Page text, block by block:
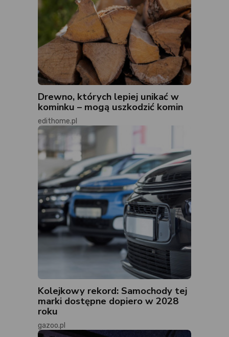
Drewno, których lepiej unikać w
kominku – mogą uszkodzić komin
edithome.pl
Kolejkowy rekord: Samochody tej
marki dostępne dopiero w 2028
roku
gazoo.pl